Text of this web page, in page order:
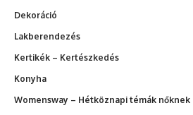
Dekoráció
Lakberendezés
Kertikék – Kertészkedés
Konyha
Womensway – Hétköznapi témák nőknek